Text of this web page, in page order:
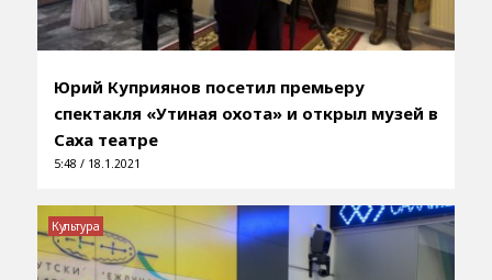
Юрий Куприянов посетил премьеру
спектакля «Утиная охота» и открыл музей в
Саха театре
5:48 / 18.1.2021
Культура